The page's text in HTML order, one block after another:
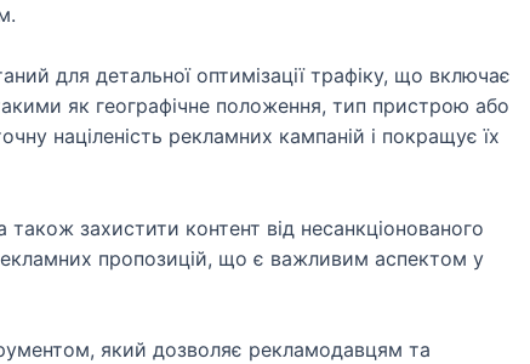
для детальної оптимізації трафіку, що включає
як географічне положення, тип пристрою або
націленість рекламних кампаній і покращує їх
захистити контент від несанкціонованого
пропозицій, що є важливим аспектом у
який дозволяє рекламодавцям та